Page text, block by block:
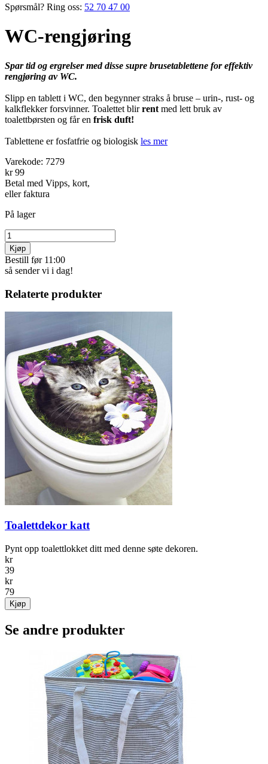
Spørsmål? Ring oss: 52 70 47 00
WC-rengjøring
Spar tid og ergrelser med disse supre brusetablettene for effektiv
rengjøring av WC.
Slipp en tablett i WC, den begynner straks å bruse – urin-, rust- og
kalkflekker forsvinner. Toalettet blirrent med lett bruk av
toalettbørsten og får en frisk duft!
Tablettene er fosfatfrie og biologisk les mer
Varekode: 7279
kr 99
Betal med Vipps, kort,
eller faktura
På lager
Kjøp
Bestill før 11:00
så sender vi i dag!
Relaterte produkter
Toalettdekor katt
Pynt opp toalettlokket ditt med denne søte dekoren.
kr
39
kr
79
Kjøp
Se andre produkter